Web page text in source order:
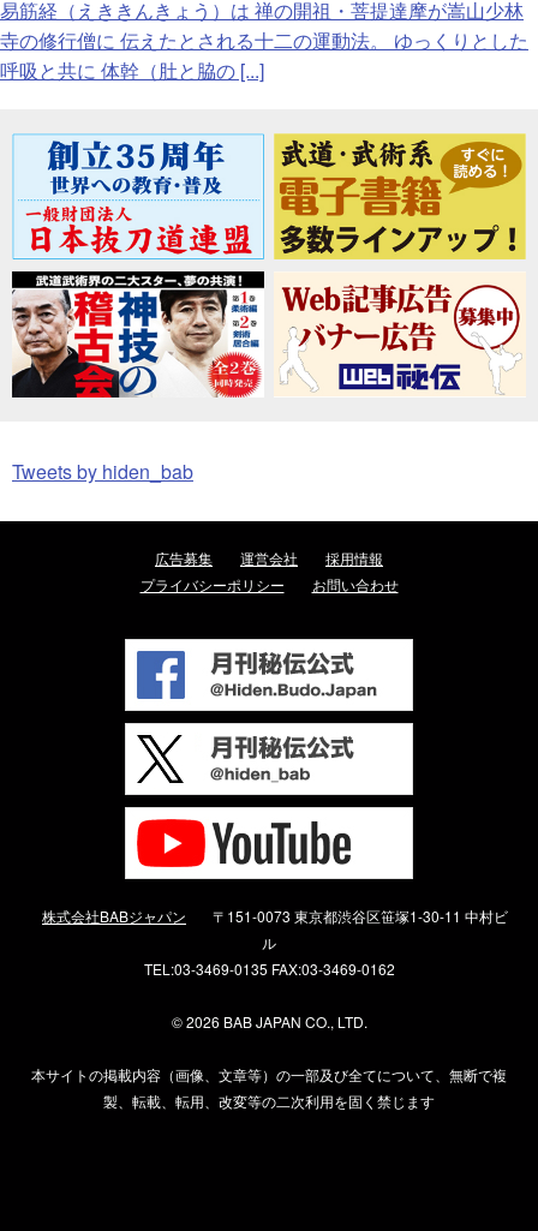
易筋経（えききんきょう）は 禅の開祖・菩提達摩が嵩山少林
寺の修行僧に 伝えたとされる十二の運動法。 ゆっくりとした
呼吸と共に 体幹（肚と脇の [...]
Tweets by hiden_bab
広告募集 運営会社
採用情報
プライバシーポリシー
お問い合わせ
株式会社BABジャパン
〒151-0073 東京都渋谷区笹塚1-30-11 中村ビ
ル
TEL:03-3469-0135 FAX:03-3469-0162
©2026 BAB JAPAN CO., LTD.
本サイトの掲載内容（画像、文章等）の一部及び全てについて、無断で複
製、転載、転用、改変等の二次利用を固く禁じます